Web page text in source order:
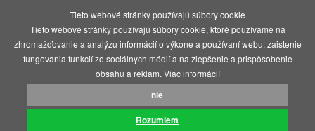
ÚVOD BOLID PETR NOVÁK
Tieto webové stránky používajú súbory cookie
Tieto webové stránky používajú súbory cookie, ktoré používame na
zhromažďovanie a analýzu informácií o výkone a používaní webu, zaistenie
fungovania funkcií zo sociálnych médií a na zlepšenie a prispôsobenie
obsahu a reklám. Viac informácií
nie
Rozumiem